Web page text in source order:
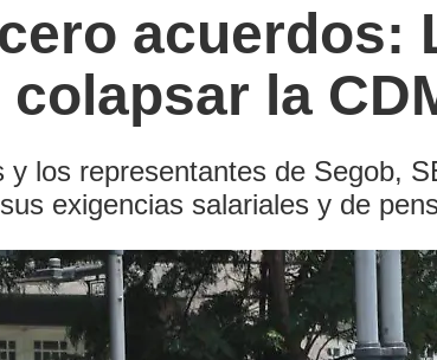
acuerdos:
la
los representantes de Segob,
exigencias salariales y de